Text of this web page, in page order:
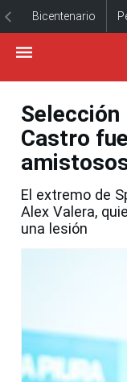
Bicentenario
Selección
Castro
El extremo de
Alex Valera,
una lesión